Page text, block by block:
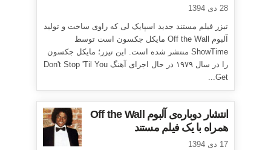
28 دی 1394
تیزر فیلم مستند جدید اسپایک لی که راوی ساخت و تولید
آلبوم Off the Wall مایکل جکسون است توسط
ShowTime منتشر شده است. این تیزر؛ مایکل جکسون
را در سال ۱۹۷۹ در حال اجرای آهنگ Don't Stop 'Til You
Get...
انتشار دوباره‌ی آلبوم Off the Wall
همراه با یک فیلم مستند
17 دی 1394